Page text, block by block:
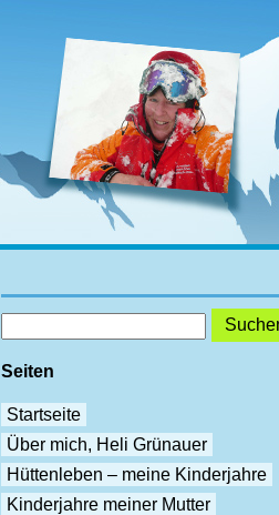
Seiten
Startseite
Über mich, Heli Grünauer
Hüttenleben – meine Kinderjahre
Kinderjahre meiner Mutter